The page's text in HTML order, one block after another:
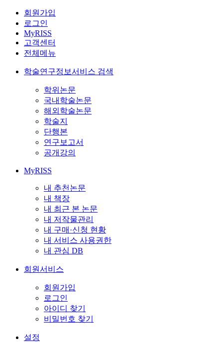
회원가입
로그인
MyRISS
고객센터
전체메뉴
학술연구정보서비스 검색
학위논문
국내학술논문
해외학술논문
학술지
단행본
연구보고서
공개강의
MyRISS
내 추천논문
내 책장
내 최근 본 논문
내 저작물관리
내 구매·신청 현황
내 서비스 사용권한
내 관심 DB
회원서비스
회원가입
로그인
아이디 찾기
비밀번호 찾기
설정